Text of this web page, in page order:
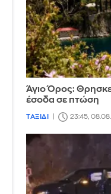
Άγιο Όρος:
έσοδα σε πτώση
ΤΑΞΙΔΙ 23:45,